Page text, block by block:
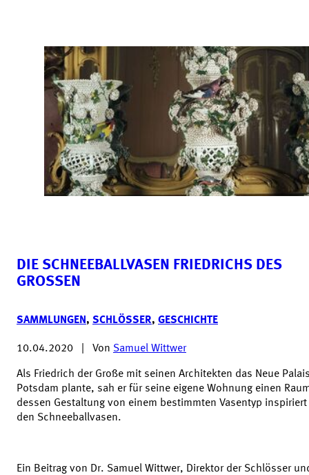
DIE SCHNEEBALLVASEN FRIEDRICHS DES
GROSSEN
SAMMLUNGEN, SCHLÖSSER, GESCHICHTE
10.04.2020 Von Samuel Wittwer
Als Friedrich der Große mit seinen Architekten das Neue
Potsdam plante, sah er für seine eigene Wohnung einen
dessen Gestaltung von einem bestimmten Vasentyp inspiriert
den Schneeballvasen.
Ein Beitrag von Dr. Samuel Wittwer, Direktor der Schlösser